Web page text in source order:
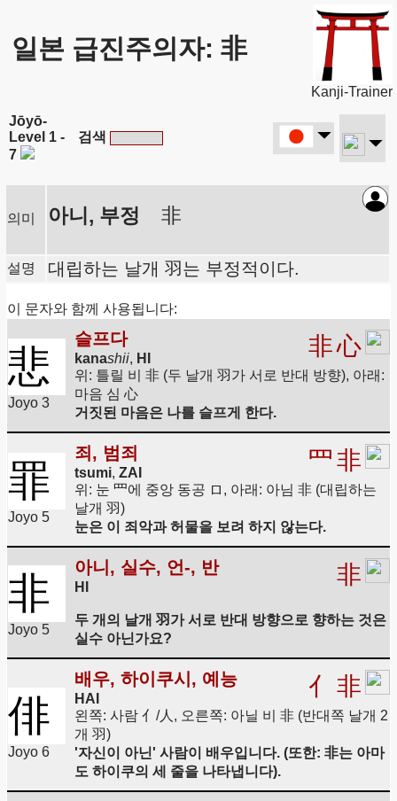
일본 급진주의자: 非
Kanji-Trainer
Jōyō-
Level 1 -
7
검색
의미 아니, 부정 非
설명 대립하는 날개 羽는 부정적이다.
이 문자와 함께 사용됩니다:
悲
Joyo 3
슬프다
kanashii, HI 非心
위: 틀릴 비 非 (두 날개 羽가 서로 반대 방향), 아래:
마음 심 心
거짓된 마음은 나를 슬프게 한다.
罪
Joyo 5
죄, 범죄
tsumi, ZAI 罒非
위: 눈 罒에 중앙 동공 ロ, 아래: 아님 非 (대립하는
날개 羽)
눈은 이 죄악과 허물을 보려 하지 않는다.
非
Joyo 5
아니, 실수, 언-, 반
HI 非
두 개의 날개 羽가 서로 반대 방향으로 향하는 것은
실수 아닌가요?
俳
Joyo 6
배우, 하이쿠시, 예능
HAI 亻 非
왼쪽: 사람 亻/人, 오른쪽: 아닐 비 非 (반대쪽 날개 2
개 羽)
'자신이 아닌' 사람이 배우입니다. (또한: 非는 아마
도 하이쿠의 세 줄을 나타냅니다).